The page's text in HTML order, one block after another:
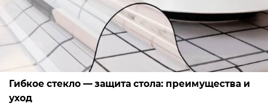
Гибкое стекло — защита стола: преимущества и
уход